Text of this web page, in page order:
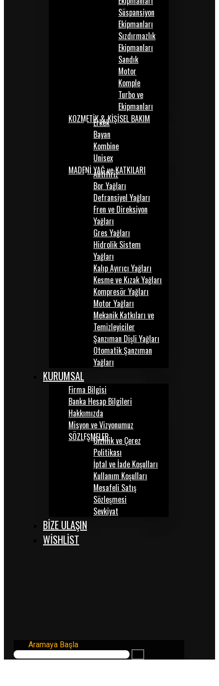
Süspansiyon
Ekipmanları
Sızdırmazlık
Ekipmanları
Sandık
Motor
Komple
Turbo ve
Ekipmanları
KOZMETİK & KİŞİSEL BAKIM
Erkek
Bayan
Kombine
Unisex
MADENİ YAĞ ve KATKILARI
Antifiriz
Bor Yağları
Defransiyel Yağları
Fren ve Direksiyon
Yağları
Gres Yağları
Hidrolik Sistem
Yağları
Kalıp Ayırıcı Yağları
Kesme ve Kızak Yağları
Kompresör Yağları
Motor Yağları
Mekanik Katkıları ve
Temizleyiciler
Şanzıman Dişli Yağları
Otomatik Şanzıman
Yağları
KURUMSAL
Firma Bilgisi
Banka Hesap Bilgileri
Hakkımızda
Misyon ve Vizyonumuz
SÖZLEŞMELERGizlilik ve Çerez
Politikası
İptal ve İade Koşulları
Kullanım Koşulları
Mesafeli Satış
Sözleşmesi
Sevkiyat
BİZE ULAŞIN
WISHLIST
Aramaya Başla